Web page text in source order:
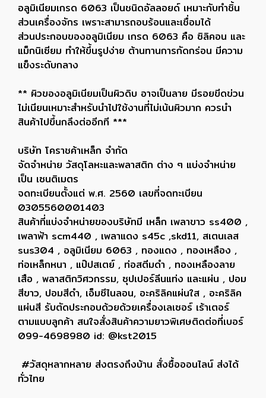
อลูมิเนียมเกรด 6063 เป็นชนิดอัลลอยด์ เหมาะกับทำชิ้น
ส่วนเครื่องจักร เพราะสามารถอบร้อนและเชื่อมได้
ส่วนประกอบของอลูมิเนียม เกรด 6063 คือ ซิลิคอน และ
แม็กนิเซียม ทำให้ขึ้นรูปง่าย ต้านทานการกัดกร่อน มีความ
แข็งระดับกลาง
** ผิวของอลูมิเนียมเป็นผิวดิบ อาจเป็นลาย มีรอยขีดข่วน
ไม่เนียนเหมาะสำหรับนำไปใช้งานที่ไม่เน้นผิวมาก ควรนำ
สินค้าไปขึ้นกลึงต่ออีกที ***
บริษัท โคราชค้าเหล็ก จำกัด
จัดจำหน่าย วัสดุโลหะและพลาสติก ต่าง ๆ แบ่งจำหน่าย
เป็น เซนติเมตร
จดทะเบียนตั้งแต่ พ.ศ. 2560 เลขที่จดทะเบียน
0305560001403
สินค้าที่แบ่งจำหน่ายของบริษัทมี เหล็ก เพลาขาว ss400 ,
เพลาฟ้า scm440 , เพลาแดง s45c ,skd11, สเตนเลส
sus304 , อลูมิเนียม 6063 , ทองแดง , ทองเหลือง ,
ท่อเหล็กหนา , แป๊ปสเตย์ , ท่อสตีมดำ , ทองเหลืองลาย
เสือ , พลาสติกวิศวกรรม, ซุปเปอร์ลีนแท่ง และแผ่น , ปอม
สีขาว, ปอมสีดำ, เอ็มซีไนลอน, อะคริลิคแผ่นใส , อะคริลิค
แผ่นสี รับตัดประกอบด้วยด้วยเครื่องเลเซอร์ เร้าเตอร์
ตามแบบลูกค้า สนใจสั่งสินค้าความยาวพิเศษติดต่อที่เบอร์
099-4698980 id: @kst2015
#วัสดุหลากหลาย ส่งตรงถึงบ้าน สั่งซื้อออนไลน์ ส่งได้
ทั่วไทย